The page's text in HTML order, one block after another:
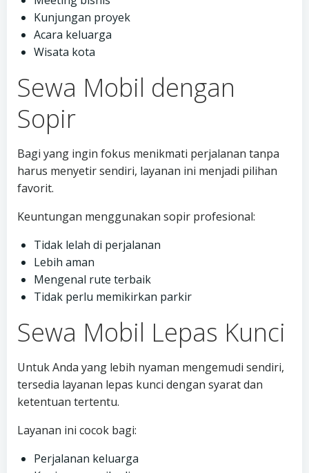
Kunjungan proyek
Acara keluarga
Wisata kota
Sewa Mobil dengan
Sopir
Bagi yang ingin fokus menikmati perjalanan tanpa
harus menyetir sendiri, layanan ini menjadi pilihan
favorit.
Keuntungan menggunakan sopir profesional:
Tidak lelah di perjalanan
Lebih aman
Mengenal rute terbaik
Tidak perlu memikirkan parkir
Sewa Mobil Lepas Kunci
Untuk Anda yang lebih nyaman mengemudi sendiri,
tersedia layanan lepas kunci dengan syarat dan
ketentuan tertentu.
Layanan ini cocok bagi:
Perjalanan keluarga